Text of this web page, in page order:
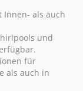
Innen- als auch
und
für
als auch in